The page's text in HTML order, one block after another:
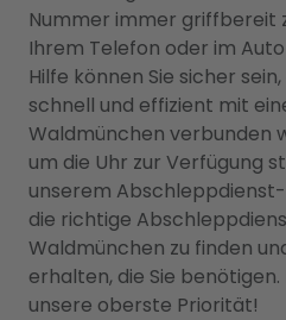
Nummer immer griffbereit
Ihrem Telefon oder im
Hilfe können Sie sicher
schnell und effizient mit
Waldmünchen verbunden
um die Uhr zur Verfügung
unserem
die richtige
Waldmünchen zu finden
erhalten, die Sie
unsere oberste Priorität!